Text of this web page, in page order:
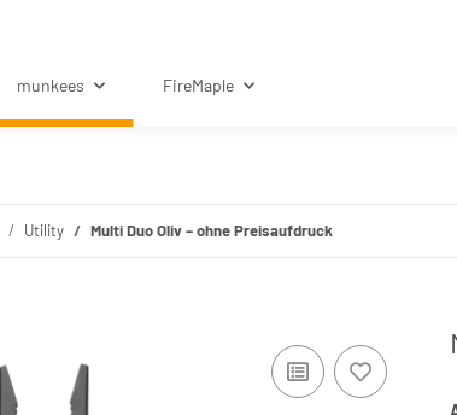
munkees FireMaple
Utility Multi Duo Oliv – ohne Preisaufdruck